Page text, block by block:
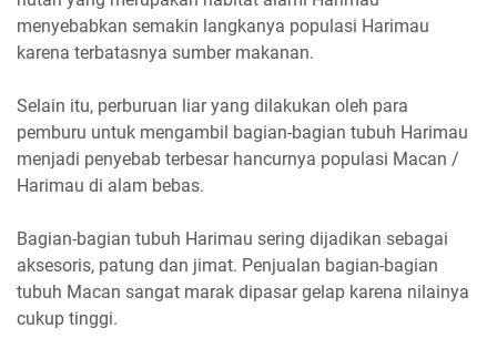
menyebabkan semakin langkanya populasi Harimau
karena terbatasnya sumber makanan.
Selain itu, perburuan liar yang dilakukan oleh para
pemburu untuk mengambil bagian-bagian tubuh Harimau
menjadi penyebab terbesar hancurnya populasi Macan /
Harimau di alam bebas.
Bagian-bagian tubuh Harimau sering dijadikan sebagai
aksesoris, patung dan jimat. Penjualan bagian-bagian
tubuh Macan sangat marak dipasar gelap karena nilainya
cukup tinggi.